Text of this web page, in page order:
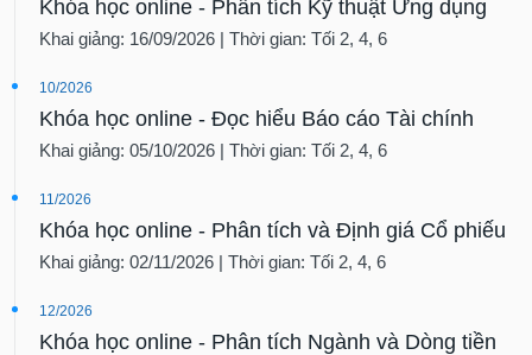
Khóa học online - Phân tích Kỹ thuật Ứng dụng
Khai giảng: 16/09/2026 | Thời gian: Tối 2, 4, 6
10/2026
Khóa học online - Đọc hiểu Báo cáo Tài chính
Khai giảng: 05/10/2026 | Thời gian: Tối 2, 4, 6
11/2026
Khóa học online - Phân tích và Định giá Cổ phiếu
Khai giảng: 02/11/2026 | Thời gian: Tối 2, 4, 6
12/2026
Khóa học online - Phân tích Ngành và Dòng tiền